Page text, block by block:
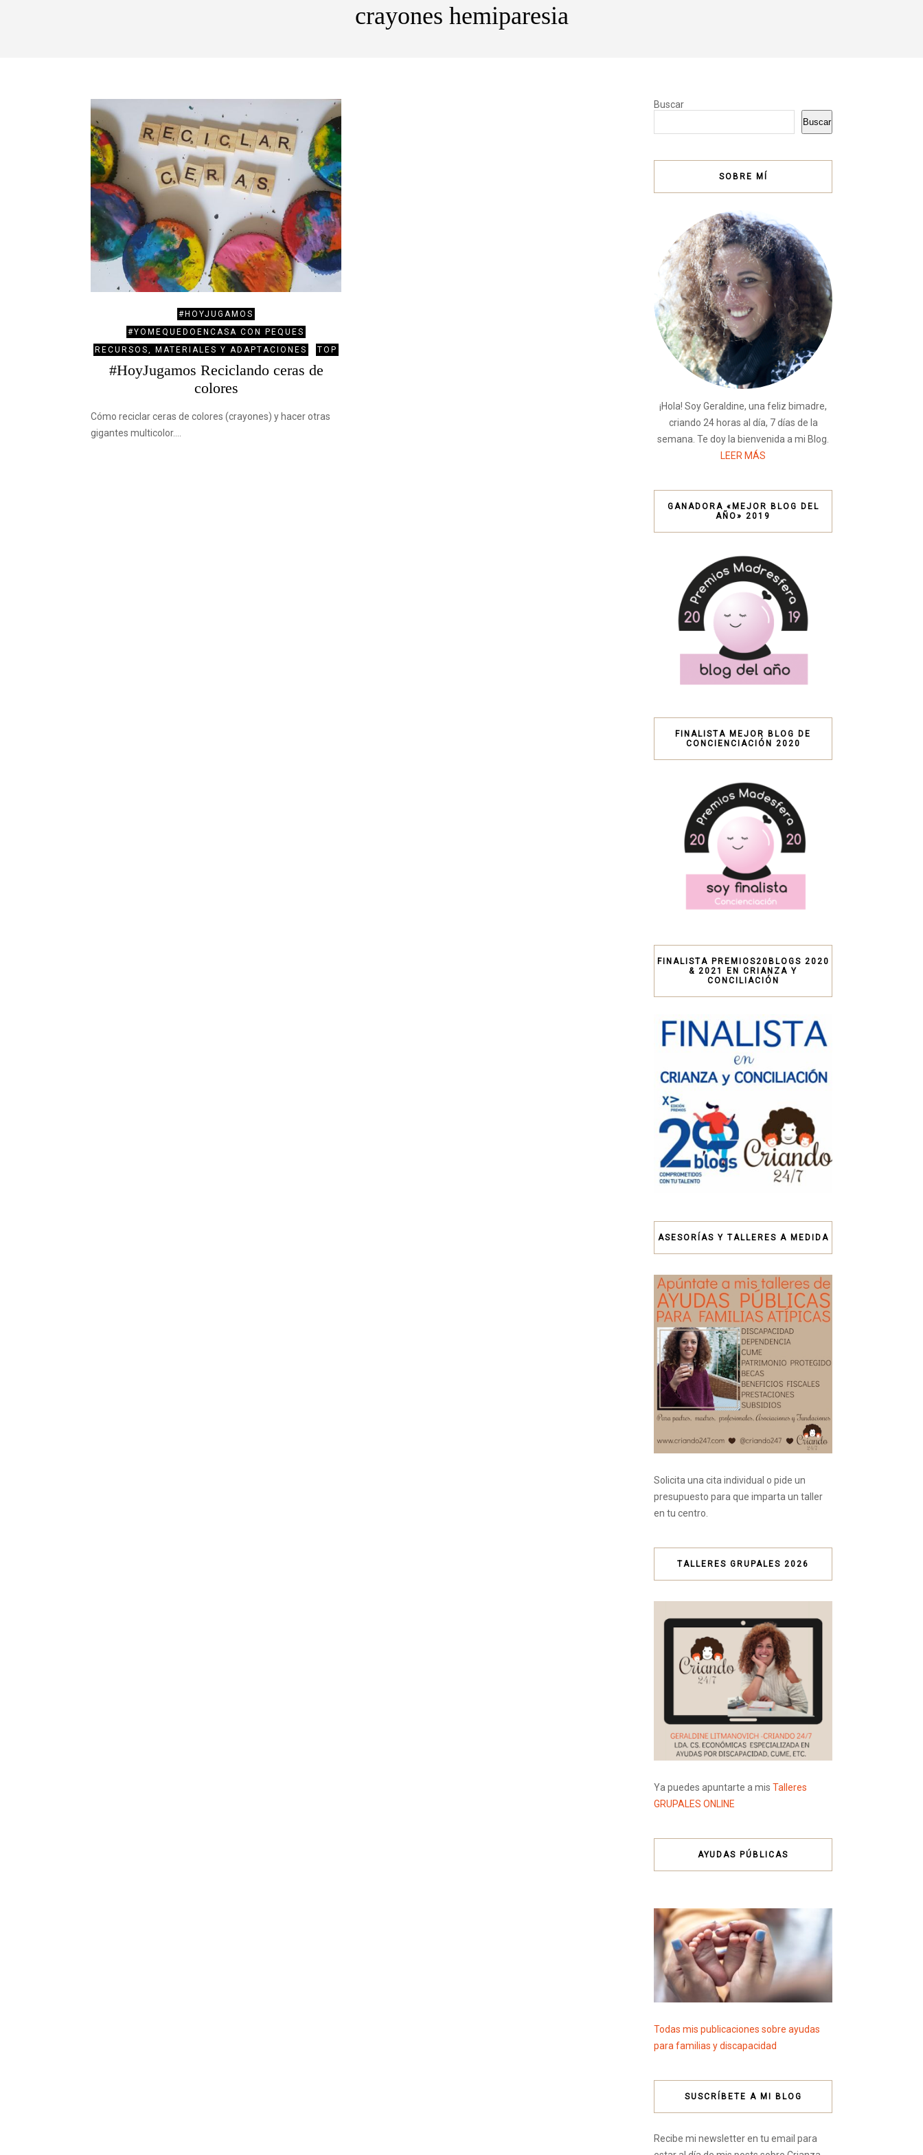
crayones hemiparesia
#HOYJUGAMOS
#YOMEQUEDOENCASA CON PEQUES
RECURSOS, MATERIALES Y ADAPTACIONES
TOP
#HoyJugamos Reciclando ceras de
colores
Cómo reciclar ceras de colores (crayones) y hacer otras
gigantes multicolor.…
Buscar
Buscar
SOBRE MÍ
¡Hola! Soy Geraldine, una feliz bimadre,
criando 24 horas al día, 7 días de la
semana. Te doy la bienvenida a mi Blog.
LEER MÁS
GANADORA «MEJOR BLOG DEL
AÑO» 2019
FINALISTA MEJOR BLOG DE
CONCIENCIACIÓN 2020
FINALISTA PREMIOS20BLOGS 2020
& 2021 EN CRIANZA Y
CONCILIACIÓN
ASESORÍAS Y TALLERES A MEDIDA
Solicita una cita individual o pide un
presupuesto para que imparta un taller
en tu centro.
TALLERES GRUPALES 2026
Ya puedes apuntarte a mis Talleres
GRUPALES ONLINE
AYUDAS PÚBLICAS
Todas mis publicaciones sobre ayudas
para familias y discapacidad
SUSCRÍBETE A MI BLOG
Recibe mi newsletter en tu email para